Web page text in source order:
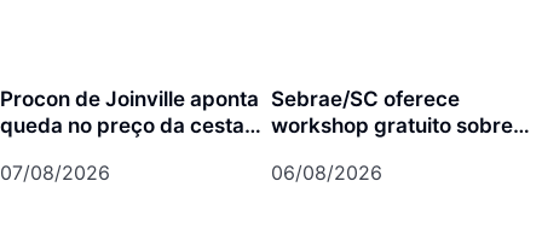
Procon de Joinville aponta
queda no preço da cesta
07/08/2026
Sebrae/SC oferece
workshop gratuito sobre
06/08/2026